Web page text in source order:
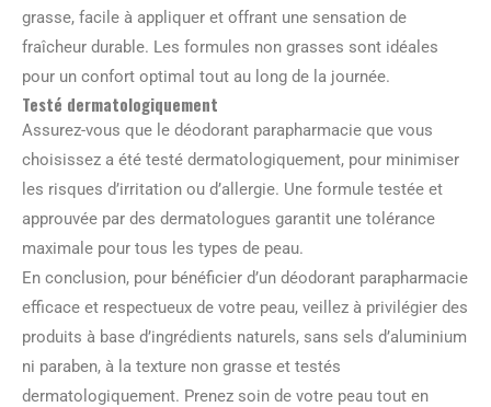
grasse, facile à appliquer et offrant une sensation de
fraîcheur durable. Les formules non grasses sont idéales
pour un confort optimal tout au long de la journée.
Testé dermatologiquement
Assurez-vous que le déodorant parapharmacie que vous
choisissez a été testé dermatologiquement, pour minimiser
les risques d’irritation ou d’allergie. Une formule testée et
approuvée par des dermatologues garantit une tolérance
maximale pour tous les types de peau.
En conclusion, pour bénéficier d’un déodorant parapharmacie
efficace et respectueux de votre peau, veillez à privilégier des
produits à base d’ingrédients naturels, sans sels d’aluminium
ni paraben, à la texture non grasse et testés
dermatologiquement. Prenez soin de votre peau tout en